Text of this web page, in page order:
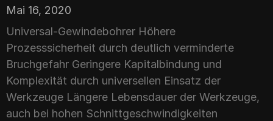
Mai 16, 2020
Universal-Gewindebohrer Höhere
Prozesssicherheit durch deutlich verminderte
Bruchgefahr Geringere Kapitalbindung und
Komplexität durch universellen Einsatz der
Werkzeuge Längere Lebensdauer der Werkzeuge,
auch bei hohen Schnittgeschwindigkeiten